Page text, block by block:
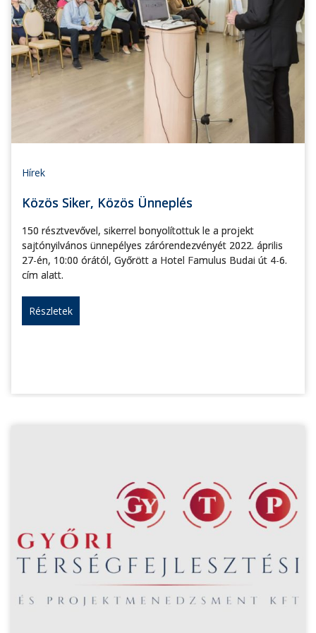
Hírek
Közös Siker, Közös Ünneplés
150 résztvevővel, sikerrel bonyolítottuk le a projekt
sajtónyilvános ünnepélyes zárórendezvényét 2022. április
27-én, 10:00 órától, Győrött a Hotel Famulus Budai út 4-6.
cím alatt.
Részletek